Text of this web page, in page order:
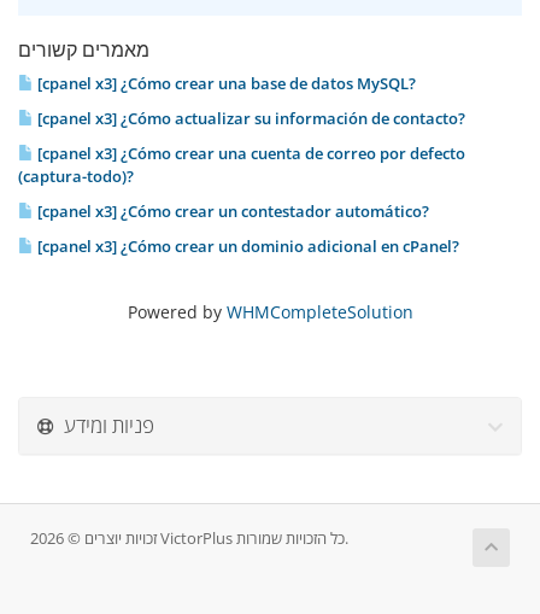
מאמרים קשורים
[cpanel x3] ¿Cómo crear una base de datos MySQL?
[cpanel x3] ¿Cómo actualizar su información de contacto?
[cpanel x3] ¿Cómo crear una cuenta de correo por defecto
(captura-todo)?
[cpanel x3] ¿Cómo crear un contestador automático?
[cpanel x3] ¿Cómo crear un dominio adicional en cPanel?
Powered by WHMCompleteSolution
פניות ומידע
זכויות יוצרים © 2026 VictorPlus כל הזכויות שמורות.